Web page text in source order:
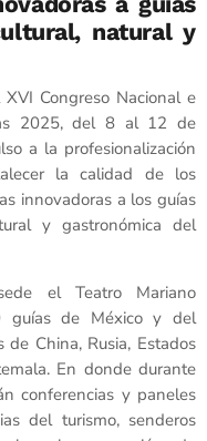
natural y
Congreso Nacional e
2025, del 8 al 12 de
a la profesionalización
la calidad de los
innovadoras a los guías
y gastronómica del
el Teatro Mariano
guías de México y del
China, Rusia, Estados
En donde durante
conferencias y paneles
del turismo, senderos